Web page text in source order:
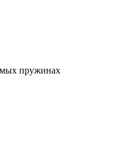
пружинах